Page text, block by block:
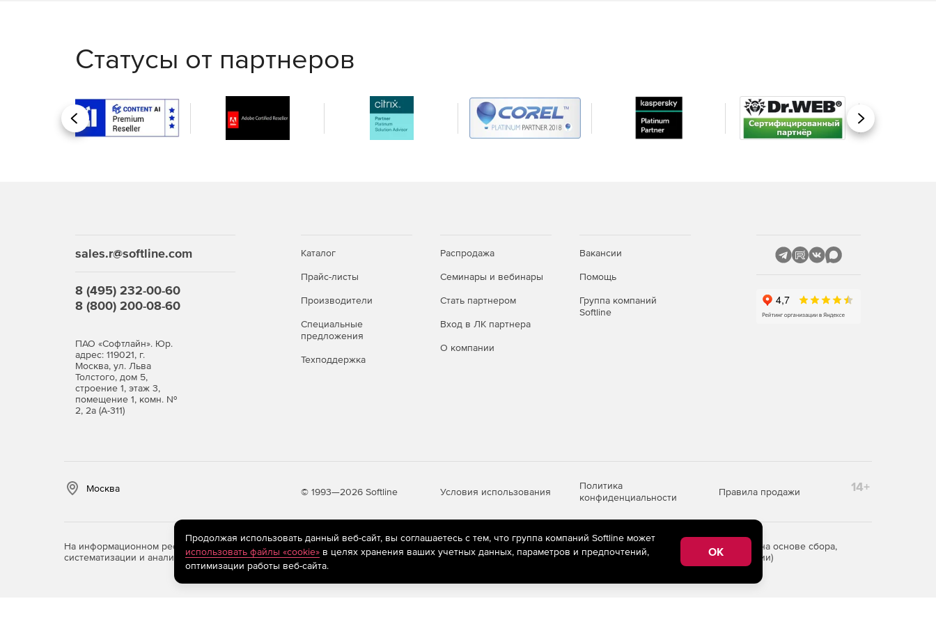
на все рабочие станции контролируемого домена. Настройка сквозных и групповых политик для
всех механизмов защиты осуществляется с использованием единого агента безопасности.
Статусы от партнеров
Назад Вперед
sales.r@softline.com
8 (495) 232-00-60
8 (800) 200-08-60
ПАО «Софтлайн». Юр.
адрес: 119021, г.
Москва, ул. Льва
Толстого, дом 5,
строение 1, этаж 3,
помещение 1, комн. №
2, 2а (А-311)
Каталог
Прайс-листы
Производители
Специальные
предложения
Техподдержка
Распродажа
Семинары и вебинары
Стать партнером
Вход в ЛК партнера
О компании
Вакансии
Помощь
Группа компаний
Softline
Москва © 1993—2026 Softline Условия использования
Политика
конфиденциальности
Правила продажи 14+
На информационном ресурсе store.softline.ru применяются рекомендательные технологии
(информационные технологии предоставления информации на основе сбора,
систематизации и анализа сведений, относящихся к предпочтениям пользователей сети «Интернет», находящихся на территории Российской Федерации)
Продолжая использовать данный веб-сайт, вы соглашаетесь с тем, что группа компаний Softline может
использовать файлы «cookie»в целях хранения ваших учетных данных, параметров и предпочтений,
оптимизации работы веб-сайта.
OK